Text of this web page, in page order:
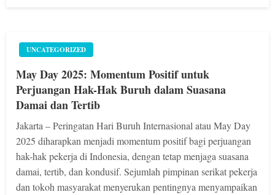
UNCATEGORIZED
May Day 2025: Momentum Positif untuk
Perjuangan Hak-Hak Buruh dalam Suasana
Damai dan Tertib
Jakarta – Peringatan Hari Buruh Internasional atau May Day
2025 diharapkan menjadi momentum positif bagi perjuangan
hak-hak pekerja di Indonesia, dengan tetap menjaga suasana
damai, tertib, dan kondusif. Sejumlah pimpinan serikat pekerja
dan tokoh masyarakat menyerukan pentingnya menyampaikan